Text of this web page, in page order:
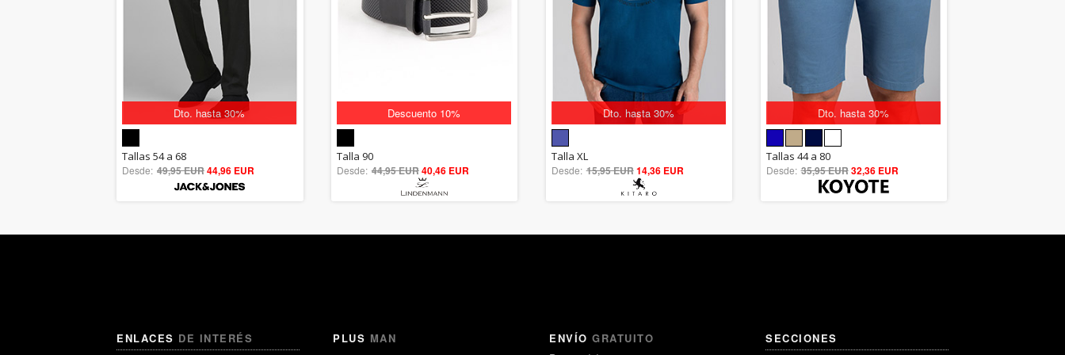
Dto. hasta 30%
5.00
out of 5
Tallas 54 a 68
Desde: 49,95 EUR44,96 EUR
Descuento 10%
out of 5
Talla 90
Desde: 44,95 EUR40,46 EUR
Dto. hasta 30%
out of 5
Talla XL
Desde: 15,95 EUR14,36 EUR
Dto. hasta 30%
5.00
out of 5
Tallas 44 a 80
Desde: 35,95 EUR32,36 EUR
ENLACES DE INTERÉS PLUS MAN
ENVÍO GRATUITO
SECCIONES